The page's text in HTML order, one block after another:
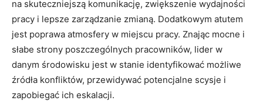
na skuteczniejszą komunikację, zwiększenie wydajności
pracy i lepsze zarządzanie zmianą. Dodatkowym atutem
jest poprawa atmosfery w miejscu pracy. Znając mocne i
słabe strony poszczególnych pracowników, lider w
danym środowisku jest w stanie identyfikować możliwe
źródła konfliktów, przewidywać potencjalne scysje i
zapobiegać ich eskalacji.